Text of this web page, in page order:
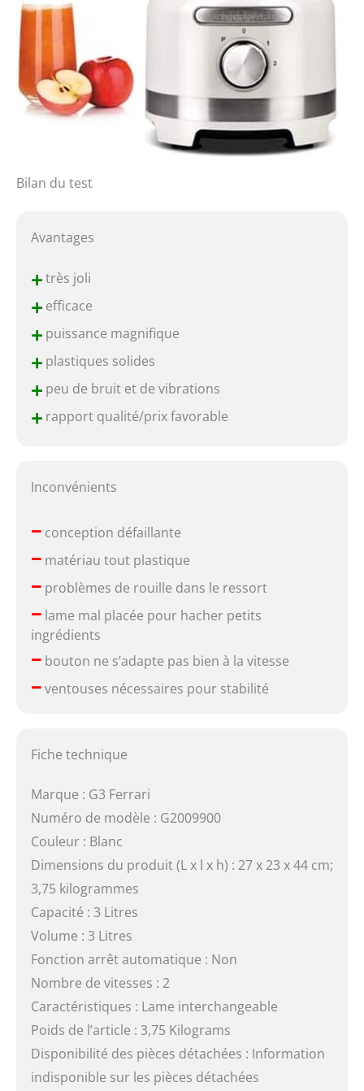
Bilan du test
Avantages
+très joli
+efficace
+puissance magnifique
+plastiques solides
+peu de bruit et de vibrations
+rapport qualité/prix favorable
Inconvénients
–conception défaillante
–matériau tout plastique
–problèmes de rouille dans le ressort
–lame mal placée pour hacher petits
ingrédients
–bouton ne s’adapte pas bien à la vitesse
–ventouses nécessaires pour stabilité
Fiche technique
Marque : G3 Ferrari
Numéro de modèle : G2009900
Couleur : Blanc
Dimensions du produit (L x l x h) : 27 x 23 x 44 cm;
3,75 kilogrammes
Capacité : 3 Litres
Volume : 3 Litres
Fonction arrêt automatique : Non
Nombre de vitesses : 2
Caractéristiques : Lame interchangeable
Poids de l’article : 3,75 Kilograms
Disponibilité des pièces détachées : Information
indisponible sur les pièces détachées